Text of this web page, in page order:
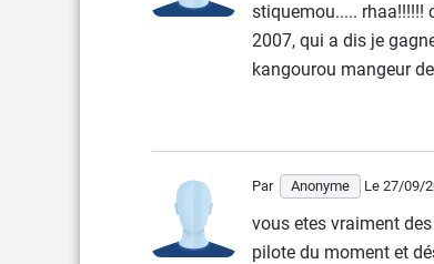
stiquemou..... rhaa!!!!!!
2007, qui a dis je
kangourou mangeur
Par Anonyme Le 27/09/
vous etes vraiment
pilote du moment et